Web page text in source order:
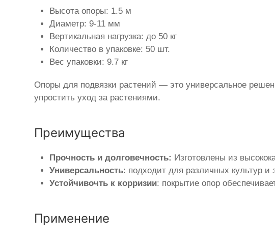
Высота опоры: 1.5 м
Диаметр: 9-11 мм
Вертикальная нагрузка: до 50 кг
Количество в упаковке: 50 шт.
Вес упаковки: 9.7 кг
Опоры для подвязки растений — это универсальное
упростить уход за растениями.
Преимущества
Прочность и долговечность: Изготовлены из
Универсальность: подходит для различных культур и
Устойчивочть к корризии: покрытие опор
Применение